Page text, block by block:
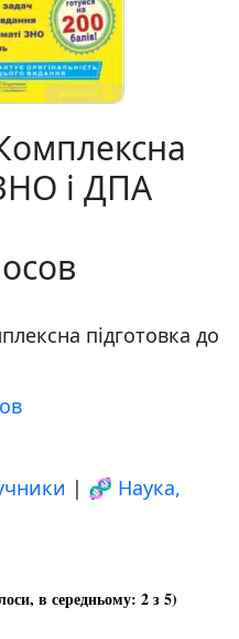
і ДПА
підготовка до
| 🧬 Наука,
в середньому: 2з 5)